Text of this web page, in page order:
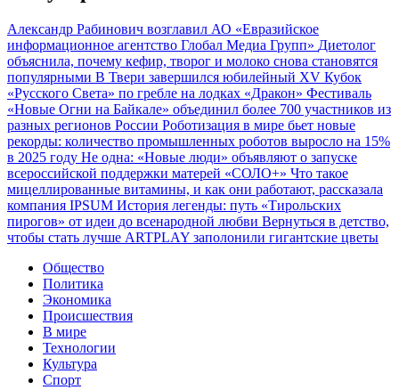
Александр Рабинович возглавил АО «Евразийское
информационное агентство Глобал Медиа Групп» Диетолог
объяснила, почему кефир, творог и молоко снова становятся
популярными В Твери завершился юбилейный XV Кубок
«Русского Света» по гребле на лодках «Дракон» Фестиваль
«Новые Огни на Байкале» объединил более 700 участников из
разных регионов России Роботизация в мире бьет новые
рекорды: количество промышленных роботов выросло на 15%
в 2025 году Не одна: «Новые люди» объявляют о запуске
всероссийской поддержки матерей «СОЛО+» Что такое
мицеллированные витамины, и как они работают, рассказала
компания IPSUM История легенды: путь «Тирольских
пирогов» от идеи до всенародной любви Вернуться в детство,
чтобы стать лучше ARTPLAY заполонили гигантские цветы
Общество
Политика
Экономика
Происшествия
В мире
Технологии
Культура
Спорт